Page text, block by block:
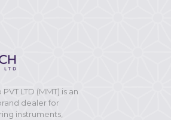
LTD (MMT) is an
dealer for
instruments,